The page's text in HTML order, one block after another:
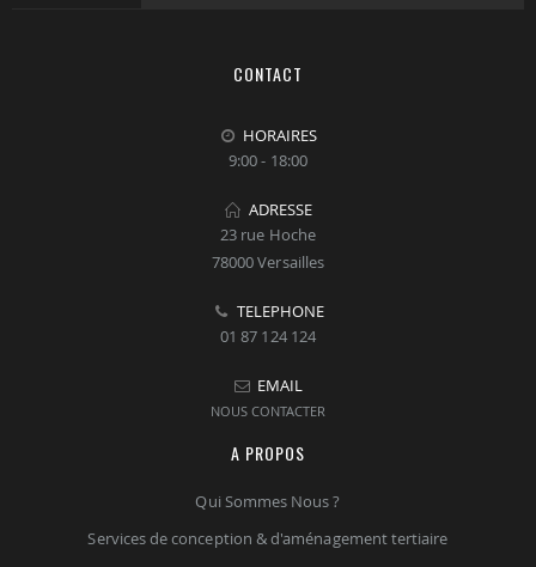
CONTACT
HORAIRES
9:00 - 18:00
ADRESSE
23 rue Hoche
78000 Versailles
TELEPHONE
01 87 124 124
EMAIL
NOUS CONTACTER
A PROPOS
Qui Sommes Nous ?
Services de conception & d'aménagement tertiaire